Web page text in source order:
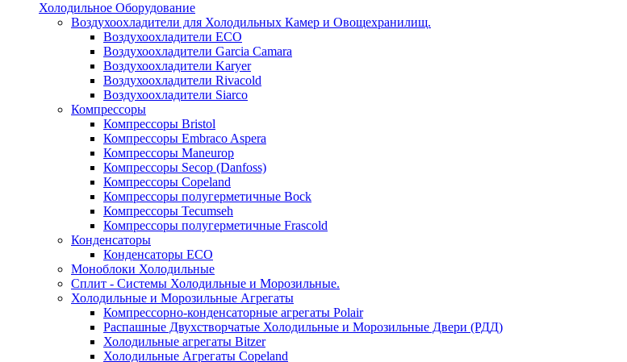
Холодильное Оборудование
Воздухоохладители для Холодильных Камер и Овощехранилищ.
Воздухоохладители ECO
Воздухоохладители Garcia Camara
Воздухоохладители Karyer
Воздухоохладители Rivacold
Воздухоохладители Siarco
Компрессоры
Компрессоры Bristol
Компрессоры Embraco Aspera
Компрессоры Maneurop
Компрессоры Secop (Danfoss)
Компрессоры Copeland
Компрессоры полугерметичные Bock
Компрессоры Tecumseh
Компрессоры полугерметичные Frascold
Конденсаторы
Конденсаторы ECO
Моноблоки Холодильные
Сплит - Системы Холодильные и Морозильные.
Холодильные и Морозильные Агрегаты
Компрессорно-конденсаторные агрегаты Polair
Распашные Двухстворчатые Холодильные и Морозильные Двери (РДД)
Холодильные агрегаты Bitzer
Холодильные Агрегаты Copeland